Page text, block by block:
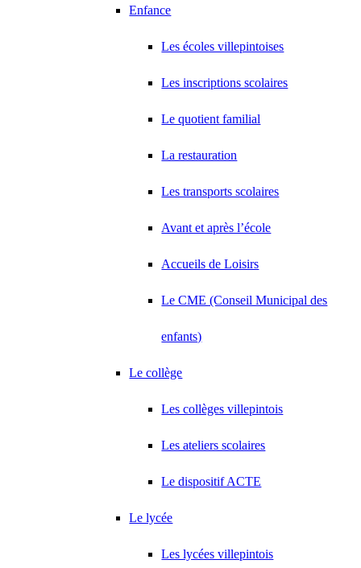
Enfance
Les écoles villepintoises
Les inscriptions scolaires
Le quotient familial
La restauration
Les transports scolaires
Avant et après l’école
Accueils de Loisirs
Le CME (Conseil Municipal des
enfants)
Le collège
Les collèges villepintois
Les ateliers scolaires
Le dispositif ACTE
Le lycée
Les lycées villepintois